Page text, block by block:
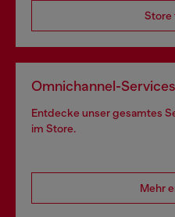
Store
Omnichannel-Services
Entdecke unser gesamtes
im Store.
Mehr